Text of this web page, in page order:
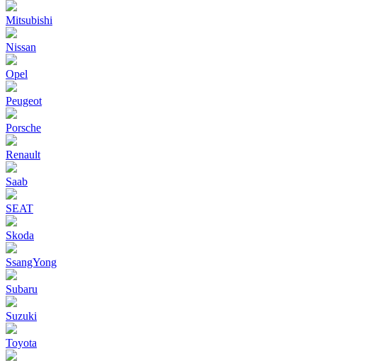
Mitsubishi
Nissan
Opel
Peugeot
Porsche
Renault
Saab
SEAT
Skoda
SsangYong
Subaru
Suzuki
Toyota